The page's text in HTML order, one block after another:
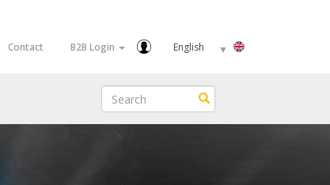
Contact B2B Login
Select
language
Search Search